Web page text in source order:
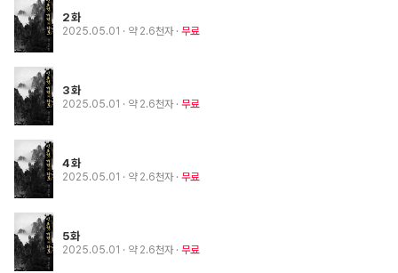
2화
2025.05.01 · 약 2.6천자 무료
3화
2025.05.01 · 약 2.6천자 무료
4화
2025.05.01 · 약 2.6천자 무료
5화
2025.05.01 · 약 2.6천자 무료